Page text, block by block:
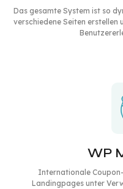
Das gesamte System ist so
verschiedene Seiten
WP
Internationale
Landingpages unter